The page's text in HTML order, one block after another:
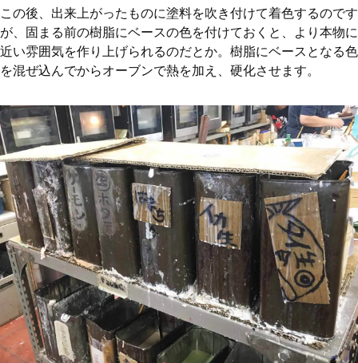
この後、出来上がったものに塗料を吹き付けて着色するのです
が、固まる前の樹脂にベースの色を付けておくと、より本物に
近い雰囲気を作り上げられるのだとか。樹脂にベースとなる色
を混ぜ込んでからオーブンで熱を加え、硬化させます。